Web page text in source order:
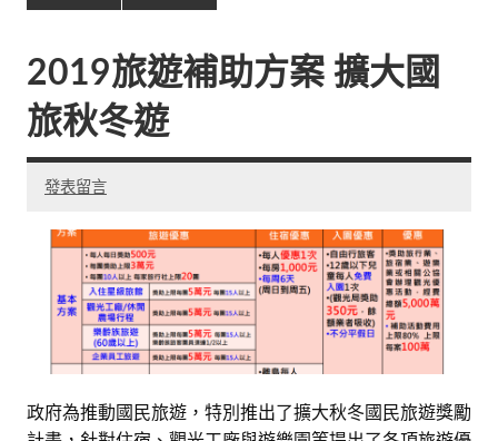
2019旅遊補助方案 擴大國
旅秋冬遊
發表留言
政府為推動國民旅遊，特別推出了擴大秋冬國民旅遊獎勵